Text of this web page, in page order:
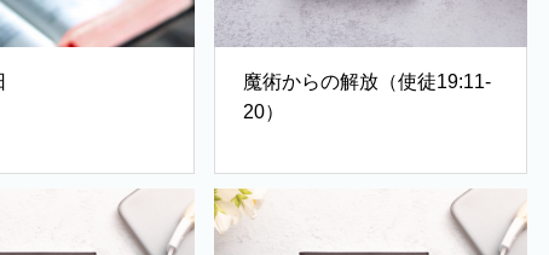
魔術からの解放（使徒19:11-
20）